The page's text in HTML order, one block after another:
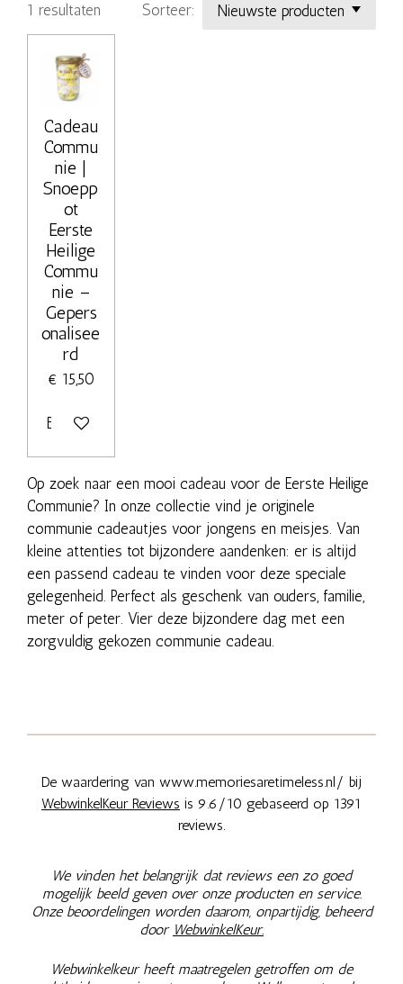
1 resultaten Sorteer:
Cadeau
Commu
nie |
Snoepp
ot
Eerste
Heilige
Commu
nie –
Gepers
onalisee
rd
€ 15,50
Bekijk details
Op zoek naar een mooi cadeau voor de Eerste Heilige
Communie? In onze collectie vind je originele
communie cadeautjes voor jongens en meisjes. Van
kleine attenties tot bijzondere aandenken: er is altijd
een passend cadeau te vinden voor deze speciale
gelegenheid. Perfect als geschenk van ouders, familie,
meter of peter. Vier deze bijzondere dag met een
zorgvuldig gekozen communie cadeau.
De waardering van www.memoriesaretimeless.nl/ bij
WebwinkelKeur Reviews is 9.6/10 gebaseerd op 1391
reviews.
We vinden het belangrijk dat reviews een zo goed
mogelijk beeld geven over onze producten en service.
Onze beoordelingen worden daarom, onpartijdig, beheerd
door WebwinkelKeur.
Webwinkelkeur heeft maatregelen getroffen om de